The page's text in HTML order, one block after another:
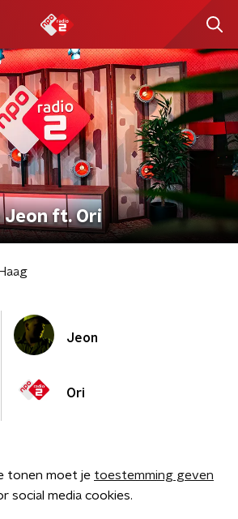
Jeon ft. Ori
Jeon
Ori
tonen moet je toestemming geven
social media cookies.